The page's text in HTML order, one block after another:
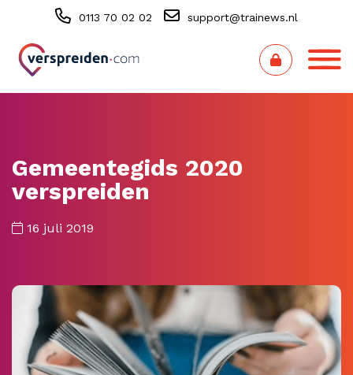
0113 70 02 02 support@trainews.nl
Gemeentegids 2020
verspreiden
16 juli 2019